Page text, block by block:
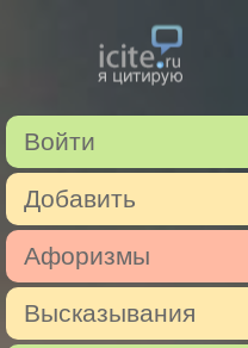
Войти
Добавить
Афоризмы
Высказывания